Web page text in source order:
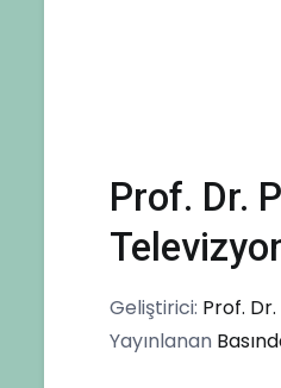
Prof. Dr.
Geliştirici: Prof.
Yayınlanan